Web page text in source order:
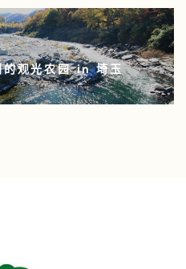
的观光农园 in 埼玉